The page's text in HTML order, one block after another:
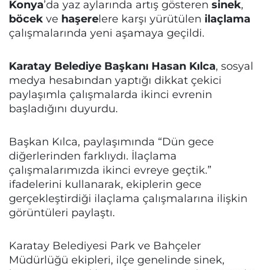
Konya’da yaz aylarında artış gösteren sinek,
böcek ve haşerelere karşı yürütülen ilaçlama
çalışmalarında yeni aşamaya geçildi.
Karatay Belediye Başkanı Hasan Kılca, sosyal
medya hesabından yaptığı dikkat çekici
paylaşımla çalışmalarda ikinci evrenin
başladığını duyurdu.
Başkan Kılca, paylaşımında “Dün gece
diğerlerinden farklıydı. İlaçlama
çalışmalarımızda ikinci evreye geçtik.”
ifadelerini kullanarak, ekiplerin gece
gerçekleştirdiği ilaçlama çalışmalarına ilişkin
görüntüleri paylaştı.
Karatay Belediyesi Park ve Bahçeler
Müdürlüğü ekipleri, ilçe genelinde sinek,